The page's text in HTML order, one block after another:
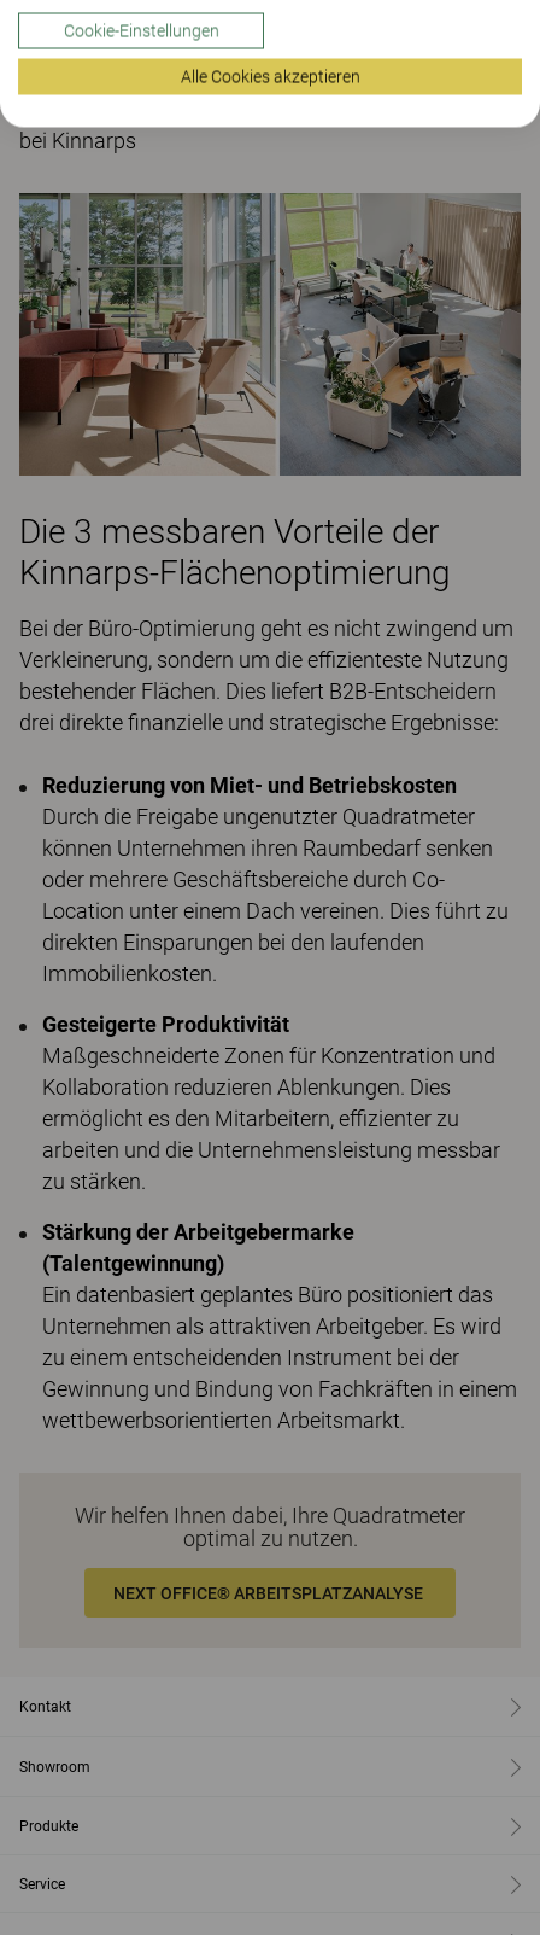
bei Kinnarps
Die 3 messbaren Vorteile der
Kinnarps-Flächenoptimierung
Bei der Büro-Optimierung geht es nicht zwingend um
Verkleinerung, sondern um die effizienteste Nutzung
bestehender Flächen. Dies liefert B2B-Entscheidern
drei direkte finanzielle und strategische Ergebnisse:
Reduzierung von Miet- und Betriebskosten
Durch die Freigabe ungenutzter Quadratmeter
können Unternehmen ihren Raumbedarf senken
oder mehrere Geschäftsbereiche durch Co-
Location unter einem Dach vereinen. Dies führt zu
direkten Einsparungen bei den laufenden
Immobilienkosten.
Gesteigerte Produktivität
Maßgeschneiderte Zonen für Konzentration und
Kollaboration reduzieren Ablenkungen. Dies
ermöglicht es den Mitarbeitern, effizienter zu
arbeiten und die Unternehmensleistung messbar
zu stärken.
Stärkung der Arbeitgebermarke
(Talentgewinnung)
Ein datenbasiert geplantes Büro positioniert das
Unternehmen als attraktiven Arbeitgeber. Es wird
zu einem entscheidenden Instrument bei der
Gewinnung und Bindung von Fachkräften in einem
wettbewerbsorientierten Arbeitsmarkt.
Wir helfen Ihnen dabei, Ihre Quadratmeter
optimal zu nutzen.
NEXT OFFICE® ARBEITSPLATZANALYSE
Kontakt
Showroom
Produkte
Service
Cookie-Einstellungen
Alle Cookies akzeptieren